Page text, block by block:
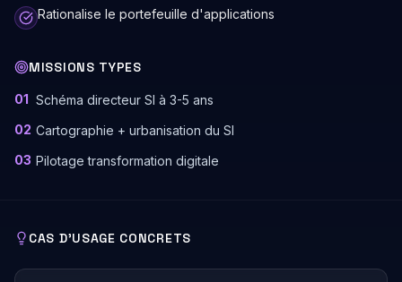
Rationalise le portefeuille d'applications
MISSIONS TYPES
01 Schéma directeur SI à 3-5 ans
02 Cartographie + urbanisation du SI
03 Pilotage transformation digitale
CAS D'USAGE CONCRETS